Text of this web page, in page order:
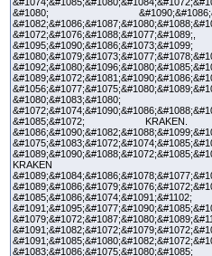
&#1080;
&#1072;&#1076;&#1088;&#1077;&#1089;,
&#1095;&#1090;&#1086;&#1073;&#1099;
&#1080;&#1083;&#1080;
&#1085;&#1072; KRAKEN.
KRAKEN
&#1085;&#1086;&#1074;&#1091;&#1102;